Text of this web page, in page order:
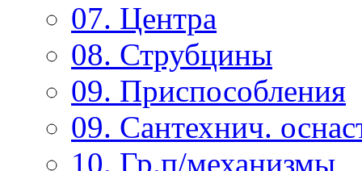
07. Центра
08. Струбцины
09. Приспособления
09. Сантехнич.
10. Гр.п/механизмы